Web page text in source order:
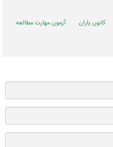
کانون یاران
آزمون مهارت مطالعه